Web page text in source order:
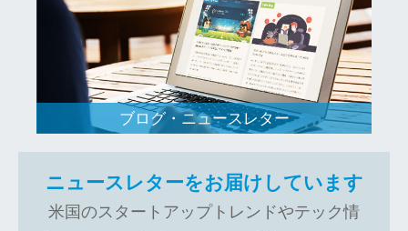
ブログ・ニュースレター
ニュースレターをお届けしています
米国のスタートアップトレンドやテック情